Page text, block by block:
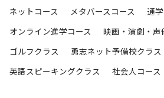
ネットコース メタバースコース
通
オンライン進学コース
映画・演劇・声
ゴルフクラス
勇志ネット予備校クラス
英語スピーキングクラス
社会人コース